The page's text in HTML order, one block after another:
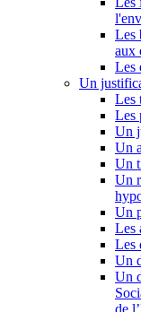
Les
aux
Les
Un
Les
Les
Un
Un
Un
Un
Un
Les
Les
Un
Un
de